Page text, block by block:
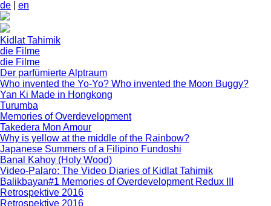
de en
Kidlat Tahimik
die Filme
die Filme
Der parfümierte Alptraum
Who invented the Yo-Yo? Who invented the Moon Buggy?
Yan Ki Made in Hongkong
Turumba
Memories of Overdevelopment
Takedera Mon Amour
Why is yellow at the middle of the Rainbow?
Japanese Summers of a Filipino Fundoshi
Banal Kahoy (Holy Wood)
Video-Palaro: The Video Diaries of Kidlat Tahimik
Balikbayan#1 Memories of Overdevelopment Redux III
Retrospektive 2016
Retrospektive 2016